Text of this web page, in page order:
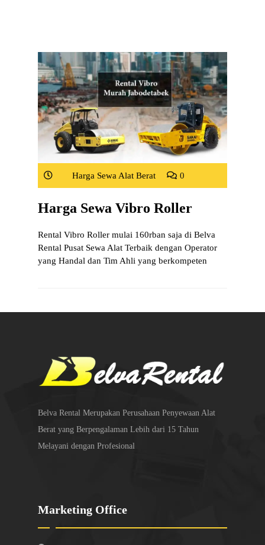
Harga Sewa Alat Berat 0
Harga Sewa Vibro Roller
Rental Vibro Roller mulai 160rban saja di Belva
Rental Pusat Sewa Alat Terbaik dengan Operator
yang Handal dan Tim Ahli yang berkompeten
Belva Rental Merupakan Perusahaan Penyewaan Alat
Berat yang Berpengalaman Lebih dari 15 Tahun
Melayani dengan Profesional
Marketing Office